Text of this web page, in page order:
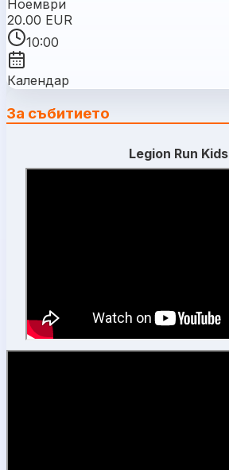
Ноември
20.00 EUR
10:00
Календар
За събитието
Legion Run Kids